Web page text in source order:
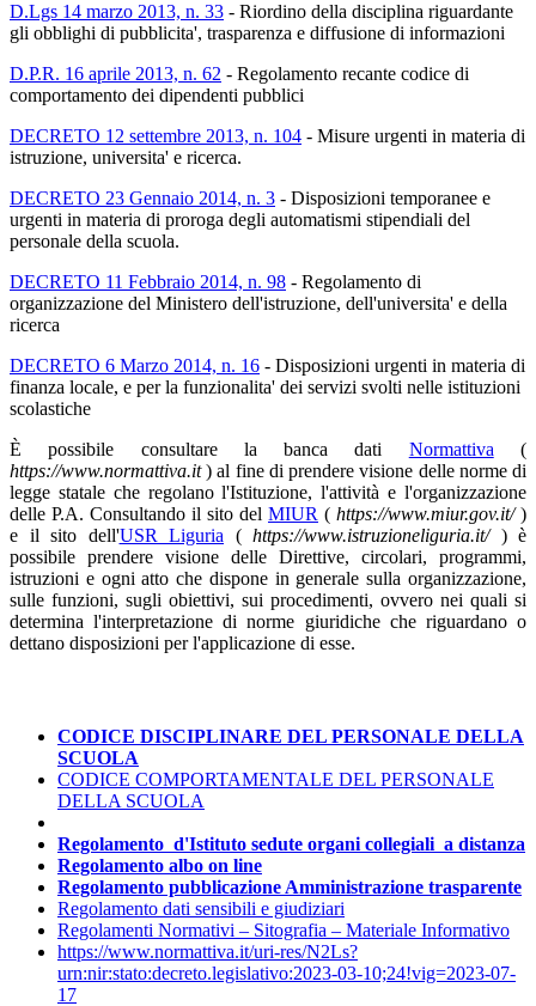
D.Lgs 14 marzo 2013, n. 33 - Riordino della disciplina riguardante
gli obblighi di pubblicita', trasparenza e diffusione di informazioni
D.P.R. 16 aprile 2013, n. 62 - Regolamento recante codice di
comportamento dei dipendenti pubblici
DECRETO 12 settembre 2013, n. 104 - Misure urgenti in materia di
istruzione, universita' e ricerca.
DECRETO 23 Gennaio 2014, n. 3 - Disposizioni temporanee e
urgenti in materia di proroga degli automatismi stipendiali del
personale della scuola.
DECRETO 11 Febbraio 2014, n. 98 - Regolamento di
organizzazione del Ministero dell'istruzione, dell'universita' e della
ricerca
DECRETO 6 Marzo 2014, n. 16 - Disposizioni urgenti in materia di
finanza locale, e per la funzionalita' dei servizi svolti nelle istituzioni
scolastiche
È possibile consultare la banca dati Normattiva (
https://www.normattiva.it) al fine di prendere visione delle norme di
legge statale che regolano l'Istituzione, l'attività e l'organizzazione
delle P.A. Consultando il sito del MIUR ( https://www.miur.gov.it/)
e il sito dell'USR Liguria ( https://www.istruzioneliguria.it/) è
possibile prendere visione delle Direttive, circolari, programmi,
istruzioni e ogni atto che dispone in generale sulla organizzazione,
sulle funzioni, sugli obiettivi, sui procedimenti, ovvero nei quali si
determina l'interpretazione di norme giuridiche che riguardano o
dettano disposizioni per l'applicazione di esse.
CODICE DISCIPLINARE DEL PERSONALE DELLA
SCUOLA
CODICE COMPORTAMENTALE DEL PERSONALE
DELLA SCUOLA
Regolamento d'Istituto sedute organi collegiali a distanza
Regolamento albo on line
Regolamento pubblicazione Amministrazione trasparente
Regolamento dati sensibili e giudiziari
Regolamenti Normativi – Sitografia – Materiale Informativo
https://www.normattiva.it/uri-res/N2Ls?
urn:nir:stato:decreto.legislativo:2023-03-10;24!vig=2023-07-
17